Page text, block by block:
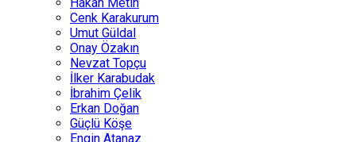
Cenk Karakurum
Umut Güldal
Onay Özakın
Nevzat Topçu
İlker Karabudak
İbrahim Çelik
Erkan Doğan
Güçlü Köşe
Engin Atanaz